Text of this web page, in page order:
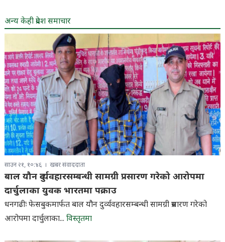
अन्य केही प्रदेश समाचार
साउन २१, १०:४६ खबर संवाददाता
बाल यौन दुर्व्यवहारसम्बन्धी सामग्री प्रसारण गरेको आरोपमा
दार्चुलाका युवक भारतमा पक्राउ
धनगढीः फेसबुकमार्फत बाल यौन दुर्व्यवहारसम्बन्धी सामग्री प्रसारण गरेको
आरोपमा दार्चुलाका... विस्तृतमा